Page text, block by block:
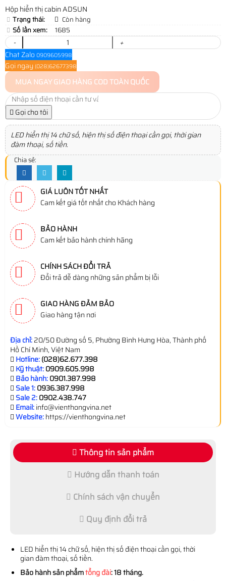
Hộp hiển thị cabin ADSUN
Trạng thái:
Còn hàng
Số lần xem:
1685
-
+
Chat Zalo 0909605998
Gọi ngay (028)62677398
MUA NGAYGIAO HÀNG COD TOÀN QUỐC
Gọi cho tôi
LED hiển thị 14 chữ số, hiện thị số điện thoại cần gọi, thời gian
đàm thoại, số tiền.
Chia sẻ:
GIÁ LUÔN TỐT NHẤT
Cam kết giá tốt nhất cho Khách hàng
BẢO HÀNH
Cam kết bảo hành chính hãng
CHÍNH SÁCH ĐỔI TRẢ
Đổi trả dễ dàng những sản phẩm bị lỗi
GIAO HÀNG ĐẢM BẢO
Giao hàng tận nơi
Địa chỉ:20/50 Đường số 5, Phường Bình Hưng Hòa, Thành phố
Hồ Chí Minh, Việt Nam
Hotline:(028)62.677.398
Kỹ thuật:0909.605.998
Bảo hành:0901.387.998
Sale 1:0936.387.998
Sale 2:0902.438.747
Email:info@vienthongvina.net
Website:https://vienthongvina.net
Thông tin sản phẩm
Hướng dẫn thanh toán
Chính sách vận chuyển
Quy định đổi trả
LED hiển thị 14 chữ số, hiện thị số điện thoại cần gọi, thời
gian đàm thoại, số tiền.
Bảo hành sản phẩmtổng đài: 18 tháng.